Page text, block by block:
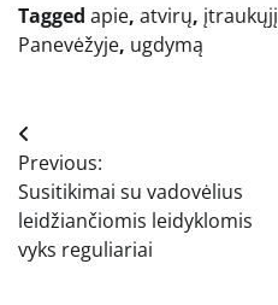
Tagged apie, atvirų, įtraukųjį
Panevėžyje, ugdymą
Navigacija
tarp
įrašų
Previous:
Susitikimai su vadovėlius
leidžiančiomis leidyklomis
vyks reguliariai